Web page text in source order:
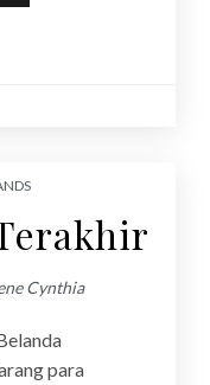
Cynthia
para